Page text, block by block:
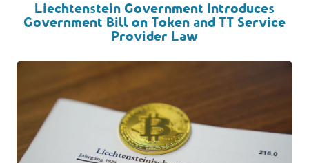
Liechtenstein Government Introduces
Government Bill on Token and TT Service
Provider Law